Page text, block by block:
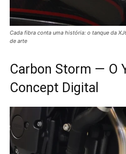
Cada fibra conta uma história: o tanque da
de arte
Carbon Storm — O
Concept Digital